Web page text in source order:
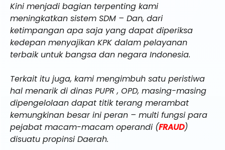
Kini menjadi bagian terpenting kami
meningkatkan sistem SDM – Dan, dari
ketimpangan apa saja yang dapat diperiksa
kedepan menyajikan KPK dalam pelayanan
terbaik untuk bangsa dan negara Indonesia.
Terkait itu juga, kami mengimbuh satu peristiwa
hal menarik di dinas PUPR , OPD, masing-masing
dipengelolaan dapat titik terang merambat
kemungkinan besar ini peran – multi fungsi para
pejabat macam-macam operandi (FRAUD)
disuatu propinsi Daerah.